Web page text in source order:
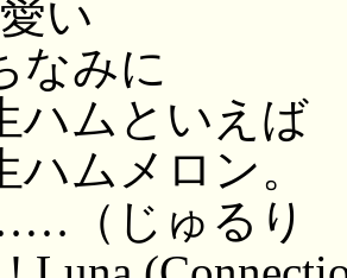
い
なみに
ハムといえば
ハムメロン。
（じゅるり